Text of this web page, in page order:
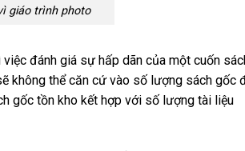
giáo trình photo
đánh giá sự hấp dãn của một cuốn
không thể căn cứ vào số lượng sách gốc
gốc tồn kho kết hợp với số lượng tài liệu